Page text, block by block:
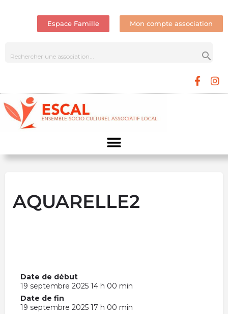
Espace Famille Mon compte association
AQUARELLE2
Date de début
19 septembre 2025 14 h 00 min
Date de fin
19 septembre 2025 17 h 00 min